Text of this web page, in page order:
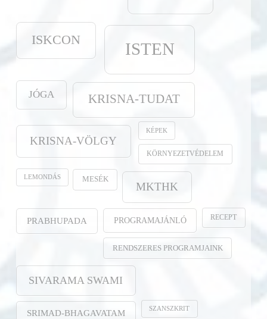
ISKCON ISTEN
JÓGA KRISNA-TUDAT
KRISNA-VÖLGY
KÉPEK
KÖRNYEZETVÉDELEM
LEMONDÁS MESÉK
MKTHK
PRABHUPADA PROGRAMAJÁNLÓ RECEPT
RENDSZERES PROGRAMJAINK
SIVARAMA SWAMI
SRIMAD-BHAGAVATAM SZANSZKRIT